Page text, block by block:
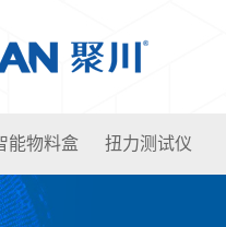
能物料盒 扭力测试仪